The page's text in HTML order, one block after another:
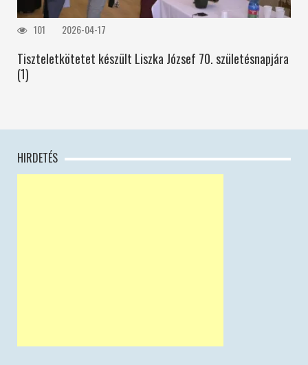
101 2026-04-17
Tiszteletkötetet készült Liszka József 70. születésnapjára
(1)
HIRDETÉS